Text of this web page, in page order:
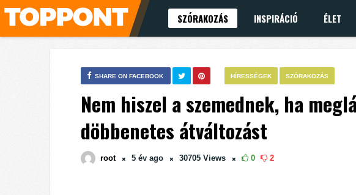
SZÓRAKOZÁS INSPIRÁCIÓ ÉLET
HÍRESSÉGEK SZÓRAKOZÁS
SHARE ON FACEBOOK
Nem hiszel a szemednek, ha
döbbenetes átváltozást
root 5 év ago 30705 Views 0 2